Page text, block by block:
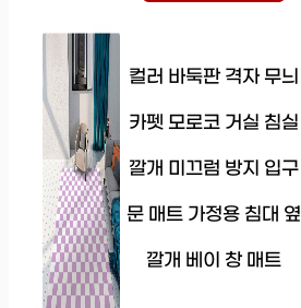
컬러 바둑판 격자 무늬
카펫 모로코 거실 침실
깔개 미끄럼 방지 입구
문 매트 가정용 침대 옆
깔개 베이 창 매트